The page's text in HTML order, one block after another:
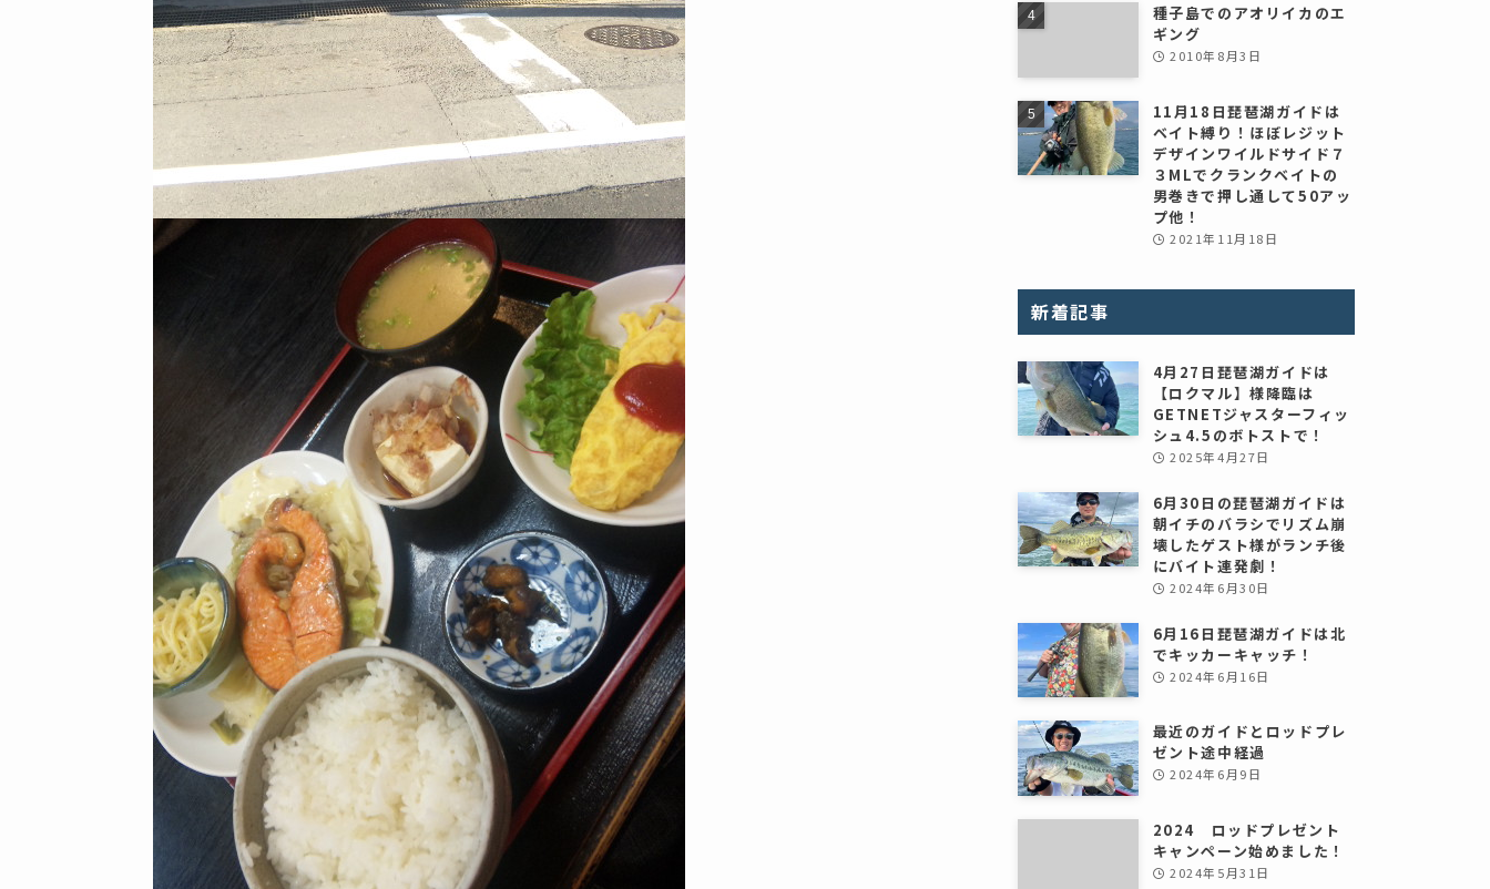
種子島でのアオリイカのエ
ギング
2010年8月3日
11月18日琵琶湖ガイドは
ベイト縛り！ほぼレジット
デザインワイルドサイド７
３MLでクランクベイトの
男巻きで押し通して50アッ
プ他！
2021年11月18日
新着記事
4月27日琵琶湖ガイドは
【ロクマル】様降臨は
GETNETジャスターフィッ
シュ4.5のボトストで！
2025年4月27日
6月30日の琵琶湖ガイドは
朝イチのバラシでリズム崩
壊したゲスト様がランチ後
にバイト連発劇！
2024年6月30日
6月16日琵琶湖ガイドは北
でキッカーキャッチ！
2024年6月16日
最近のガイドとロッドプレ
ゼント途中経過
2024年6月9日
2024 ロッドプレゼント
キャンペーン始めました！
2024年5月31日